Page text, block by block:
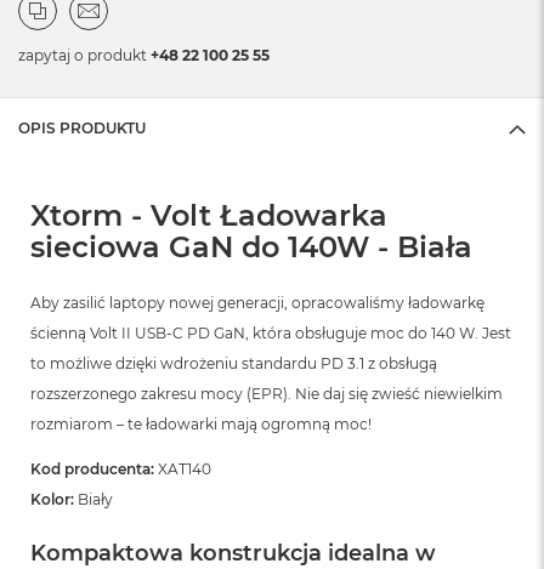
zapytaj o produkt +48 22 100 25 55
OPIS PRODUKTU
Xtorm - Volt Ładowarka
sieciowa GaN do 140W - Biała
Aby zasilić laptopy nowej generacji, opracowaliśmy ładowarkę
ścienną Volt II USB-C PD GaN, która obsługuje moc do 140 W. Jest
to możliwe dzięki wdrożeniu standardu PD 3.1 z obsługą
rozszerzonego zakresu mocy (EPR). Nie daj się zwieść niewielkim
rozmiarom – te ładowarki mają ogromną moc!
Kod producenta: XAT140
Kolor: Biały
Kompaktowa konstrukcja idealna w